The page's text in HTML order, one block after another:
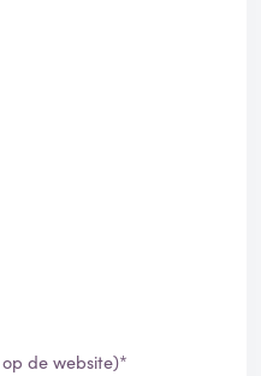
de website)*